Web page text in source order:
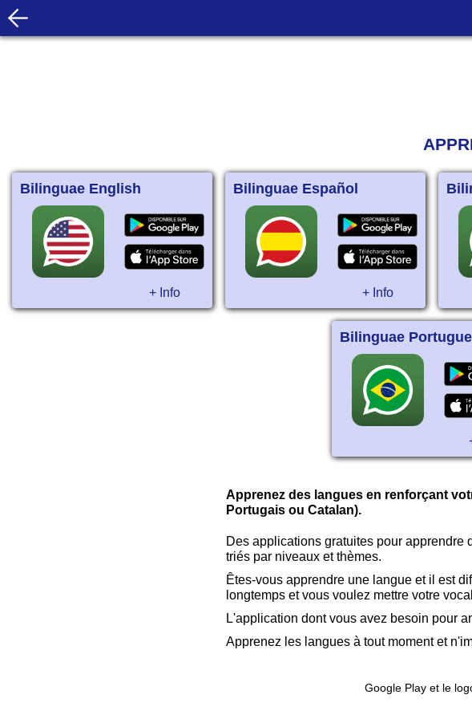
Bilinguae English
+ Info
Bilinguae Español
+ Info
Bilinguae
Apprenez des langues en renforçant
Portugais ou Catalan).
Des applications gratuites pour
triés par niveaux et thèmes.
Êtes-vous apprendre une langue et il est
longtemps et vous voulez mettre votre
L'application dont vous avez besoin pour
Apprenez les langues à tout moment et
Google Play et le